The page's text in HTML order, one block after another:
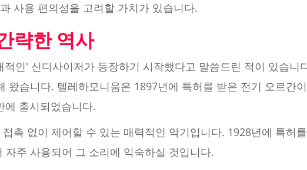
사용 편의성을 고려할 가치가 있습니다.
략한 역사
인' 신디사이저가 등장하기 시작했다고 말씀드린 적이 있습니
왔습니다. 텔레하모니움은 1897년에 특허를 받은 전기 오르간
에 출시되었습니다.
촉 없이 제어할 수 있는 매력적인 악기입니다. 1928년에 특허
자주 사용되어 그 소리에 익숙하실 것입니다.